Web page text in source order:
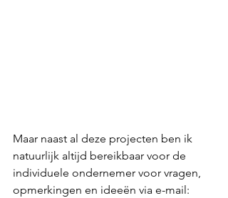
Maar naast al deze projecten ben ik
natuurlijk altijd bereikbaar voor de
individuele ondernemer voor vragen,
opmerkingen en ideeën via e-mail: